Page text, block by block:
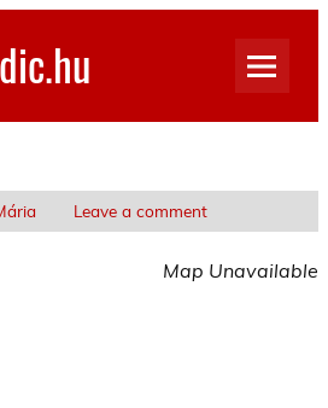
Leave a comment
Map Unavailable